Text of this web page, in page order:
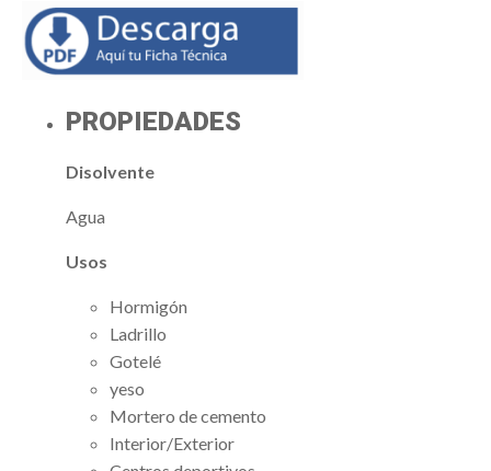
PROPIEDADES
Disolvente
Agua
Usos
Hormigón
Ladrillo
Gotelé
yeso
Mortero de cemento
Interior/Exterior